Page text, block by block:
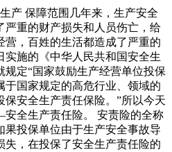
产 保障范围几年来，生产安全
严重的财产损失和人员伤亡，给
营，百姓的生活都造成了严重的
实施的《中华人民共和国安全生
规定“国家鼓励生产经营单位投保
于国家规定的高危行业、领域的
保安全生产责任保险。”所以今天
全生产责任险。 安责险的全称
果投保单位由于生产安全事故导
失，在投保了安全生产责任险的